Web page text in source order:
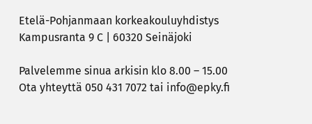
Etelä-​Pohjanmaan kor­kea­kou­lu­yh­dis­tys
Kam­pus­ran­ta 9 C | 60320 Sei­nä­jo­ki
Pal­ve­lem­me sinua ar­ki­sin klo 8.00 – 15.00
Ota yh­teyt­tä 050 431 7072 tai info@epky.fi